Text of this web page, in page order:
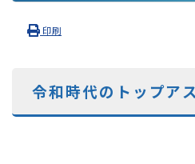
印刷
令和時代のトップア